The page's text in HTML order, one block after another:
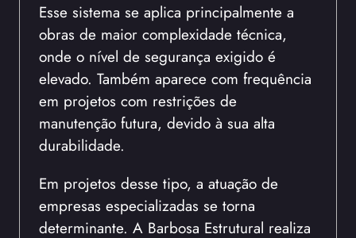
Esse sistema se aplica principalmente a
obras de maior complexidade técnica,
onde o nível de segurança exigido é
elevado. Também aparece com frequência
em projetos com restrições de
manutenção futura, devido à sua alta
durabilidade.
Em projetos desse tipo, a atuação de
empresas especializadas se torna
determinante. A Barbosa Estrutural realiza